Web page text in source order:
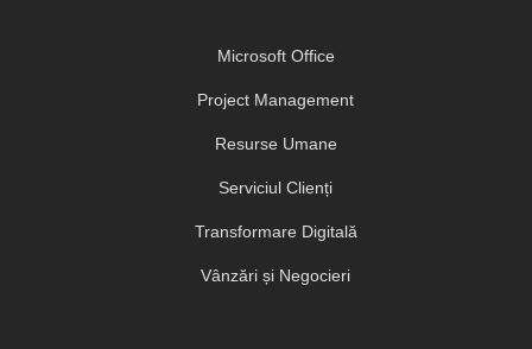
Microsoft Office
Project Management
Resurse Umane
Serviciul Clienți
Transformare Digitală
Vânzări și Negocieri